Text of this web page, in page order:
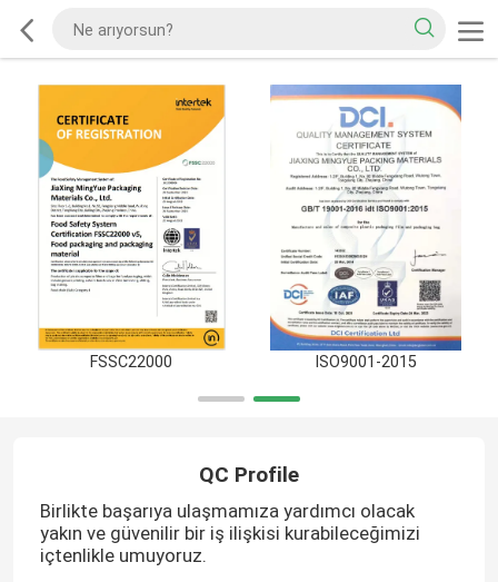
FSSC22000 ISO9001-2015
QC Profile
Birlikte başarıya ulaşmamıza yardımcı olacak
yakın ve güvenilir bir iş ilişkisi kurabileceğimizi
içtenlikle umuyoruz.